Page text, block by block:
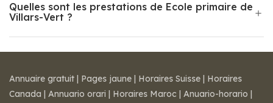
Quelles sont les prestations de Ecole primaire de
Villars-Vert ?
Annuaire gratuit | Pages jaune | Horaires Suisse | Horaires
Canada | Annuario orari | Horaires Maroc | Anuario-horario |